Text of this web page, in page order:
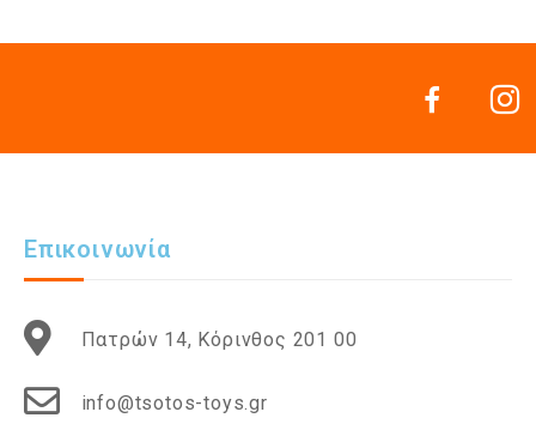
Επικοινωνία
Πατρών 14, Κόρινθος 201 00
info@tsotos-toys.gr